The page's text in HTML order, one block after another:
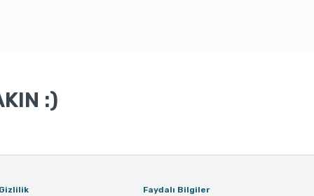
:)
Gizlilik Faydalı Bilgiler